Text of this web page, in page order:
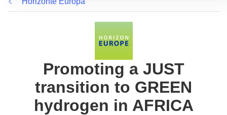
nueva
ventana)
Promoting a JUST
transition to GREEN
hydrogen in AFRICA